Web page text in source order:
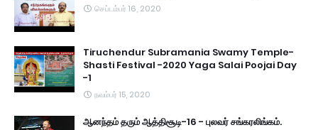
செப்டம்பர் 16, 2020
Tiruchendur Subramania Swamy Temple-
Shasti Festival -2020 Yaga Salai Poojai Day
-1
நவம்பர் 15, 2020
ஆனந்தம் தரும் ஆத்திசூடி-16 - புலவர் சங்கரலிங்கம்.